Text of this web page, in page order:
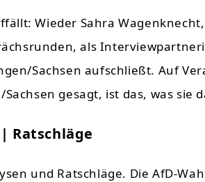
Wieder Sahra
als
Sachsen aufschließt. Auf
gesagt, ist das, was sie
Ratschläge
und Ratschläge. Die AfD-